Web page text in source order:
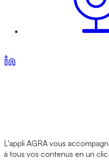
L'appli AGRA vous
à tous vos contenus en un clic.